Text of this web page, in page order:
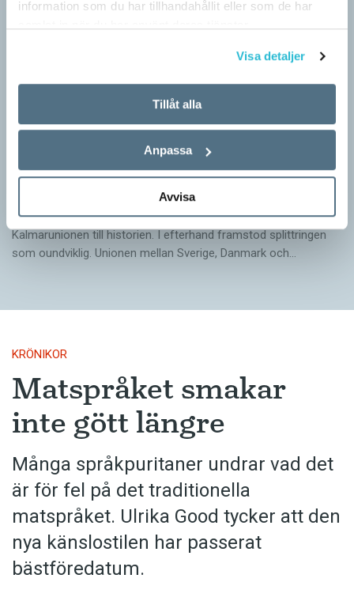
information som du har tillhandahållit eller som de har
Visa detaljer
Tillåt alla
Anpassa
Avvisa
Arvet från Gustav Vasa lever än i dag
När Gustav Vasa den 6 juni 1523 ­valdes till kung förpassades
Kalmar­unionen till historien. I efterhand framstod splittringen
som ound­viklig. ­Unionen ­mellan Sverige, Danmark och…
KRÖNIKOR
Matspråket smakar
inte gött längre
Många språkpuritaner undrar vad det
är för fel på det traditionella
matspråket. Ulrika Good tycker att den
nya känslostilen har passerat
bästföredatum.